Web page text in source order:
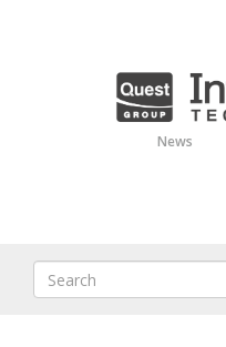
News
Search